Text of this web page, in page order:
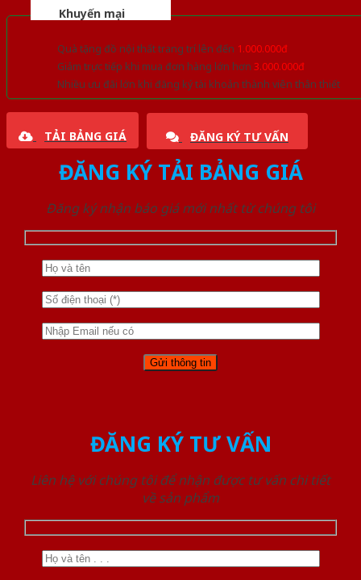
Khuyến mại
Quà tặng đồ nội thất trang trí lên đến 1.000.000đ
Giảm trực tiếp khi mua đơn hàng lớn hơn 3.000.000đ
Nhiều ưu đãi lớn khi đăng ký tài khoản thành viên thân thiết
TẢI BẢNG GIÁ ĐĂNG KÝ TƯ VẤN
ĐĂNG KÝ TẢI BẢNG GIÁ
Đăng ký nhận báo giá mới nhất từ chúng tôi
ĐĂNG KÝ TƯ VẤN
Liên hệ với chúng tôi để nhận được tư vấn chi tiết
về sản phẩm